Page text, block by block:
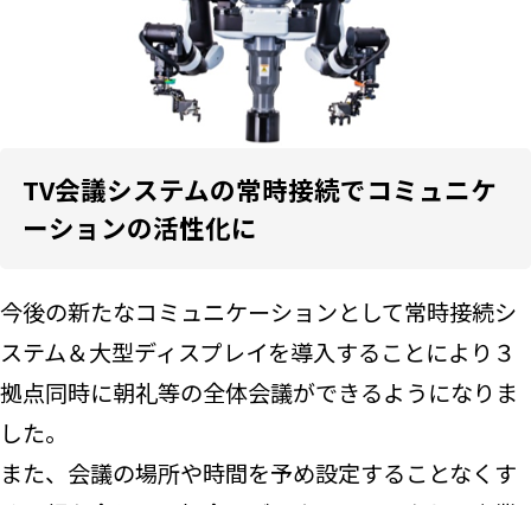
TV会議システムの常時接続でコミュニケ
ーションの活性化に
今後の新たなコミュニケーションとして常時接続シ
ステム＆大型ディスプレイを導入することにより３
拠点同時に朝礼等の全体会議ができるようになりま
した。
また、会議の場所や時間を予め設定することなくす